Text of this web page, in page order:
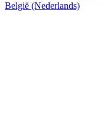
België (Nederlands)